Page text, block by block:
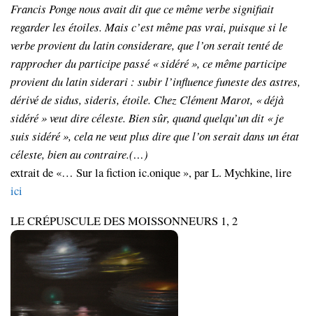
Francis Ponge nous avait dit que ce même verbe signifiait
regarder les étoiles. Mais c’est même pas vrai, puisque si le
verbe provient du latin considerare, que l’on serait tenté de
rapprocher du participe passé « sidéré », ce même participe
provient du latin siderari : subir l’influence funeste des astres,
dérivé de sidus, sideris, étoile. Chez Clément Marot, « déjà
sidéré » veut dire céleste. Bien sûr, quand quelqu’un dit « je
suis sidéré », cela ne veut plus dire que l’on serait dans un état
céleste, bien au contraire.(…)
extrait de «… Sur la fiction ic.onique », par L. Mychkine, lire
ici
LE CRÉPUSCULE DES MOISSONNEURS 1, 2